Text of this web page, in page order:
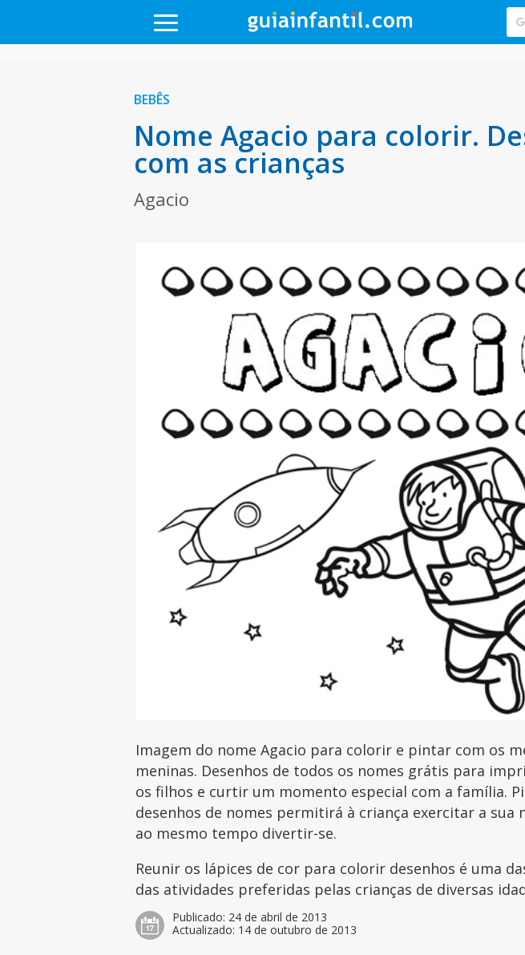
BEBÊS
Nome Agacio para colorir.
com as crianças
Agacio
Imagem do nome Agacio para colorir e pintar com os
meninas. Desenhos de todos os nomes grátis para
os filhos e curtir um momento especial com a família.
desenhos de nomes permitirá à criança exercitar a sua
ao mesmo tempo divertir-se.
Reunir os lápices de cor para colorir desenhos é uma
das atividades preferidas pelas crianças de diversas
Publicado: 24 de abril de 2013
Actualizado: 14 de outubro de 2013